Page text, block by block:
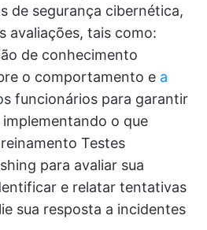
de segurança cibernética,
avaliações, tais como:
de conhecimento
o comportamento e a
funcionários para garantir
implementando o que
Testes
para avaliar sua
e relatar tentativas
sua resposta a incidentes